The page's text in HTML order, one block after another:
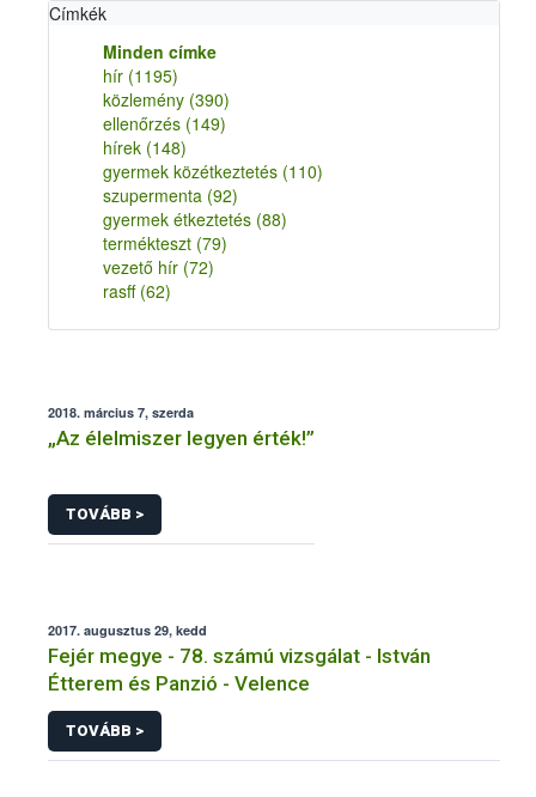
Címkék
Minden címke
hír (1195)
közlemény (390)
ellenőrzés (149)
hírek (148)
gyermek közétkeztetés (110)
szupermenta (92)
gyermek étkeztetés (88)
termékteszt (79)
vezető hír (72)
rasff (62)
2018. március 7, szerda
„Az élelmiszer legyen érték!”
TOVÁBB >
2017. augusztus 29, kedd
Fejér megye - 78. számú vizsgálat - István
Étterem és Panzió - Velence
TOVÁBB >